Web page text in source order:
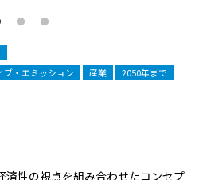
ブ・エミッション
産業 2050年まで
済性の視点を組み合わせたコンセプ